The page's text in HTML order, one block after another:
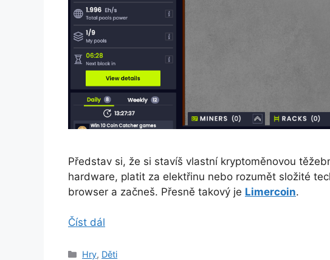
Představ si, že si stavíš vlastní kryptoměnovou
hardware, platit za elektřinu nebo rozumět složité
browser a začneš. Přesně takový je Limercoin.
Číst dál
Rubriky
Hry, Děti